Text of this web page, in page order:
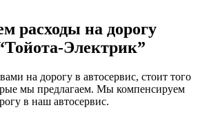
расходы на дорогу
Электрик”
на дорогу в автосервис, стоит того
мы предлагаем. Мы компенсируем
в наш автосервис.